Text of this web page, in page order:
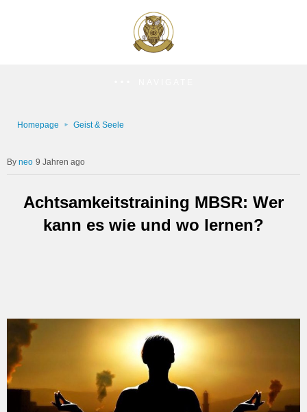
Homepage Geist & Seele
neo 9 Jahren ago
Achtsamkeitstraining MBSR: Wer
kann es wie und wo lernen?